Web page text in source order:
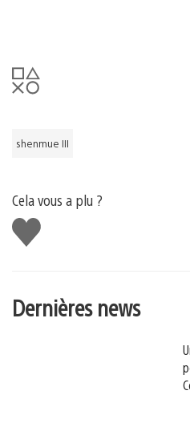
shenmue III
Cela vous a plu ?
J'aime
Dernières news